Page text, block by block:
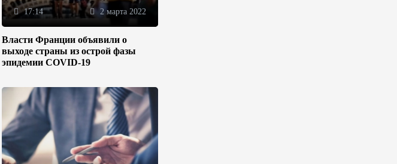
17:14 2 марта 2022
Власти Франции объявили о
выходе страны из острой фазы
эпидемии COVID-19